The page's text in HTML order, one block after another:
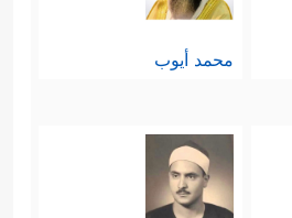
محمد أيوب